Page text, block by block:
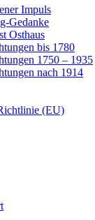
Impuls
Gedanke
Osthaus
bis 1780
1750 – 1935
nach 1914
(EU)